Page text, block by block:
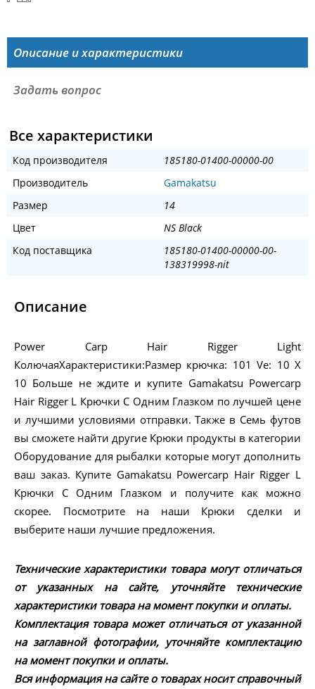
Описание и характеристики
Задать вопрос
Все характеристики
Код производителя
185180-01400-00000-00
Производитель
Gamakatsu
Размер
14
Цвет
NS Black
Код поставщика
185180-01400-00000-00-
138319998-nit
Описание
Power Carp Hair Rigger Light
КолючаяХарактеристики:Размер крючка: 101 Ve: 10 X
10 Больше не ждите и купите Gamakatsu Powercarp
Hair Rigger L Крючки С Одним Глазком по лучшей цене
и лучшими условиями отправки. Также в Семь футов
вы сможете найти другие Крюки продукты в категории
Оборудование для рыбалки которые могут дополнить
ваш заказ. Купите Gamakatsu Powercarp Hair Rigger L
Крючки С Одним Глазком и получите как можно
скорее. Посмотрите на наши Крюки сделки и
выберите наши лучшие предложения.
Технические характеристики товара могут отличаться
от указанных на сайте, уточняйте технические
характеристики товара на момент покупки и оплаты.
Комплектация товара может отличаться от указанной
на заглавной фотографии, уточняйте комплектацию
на момент покупки и оплаты.
Вся информация на сайте о товарах носит справочный